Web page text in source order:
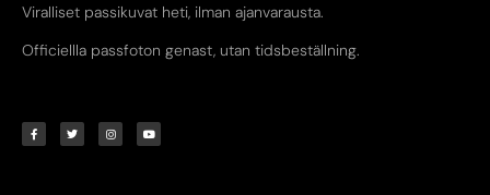
Viralliset passikuvat heti, ilman ajanvarausta.
Officiellla passfoton genast, utan tidsbeställning.